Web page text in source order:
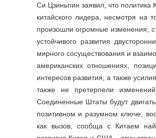
Си Цзиньпин заявил, что
китайского лидера, несмотря на
произошли огромные изменения,
устойчивого развития
мирного сосуществования и
американских отношениях,
интересов развития, а также
также не претерпели
Соединенные Штаты будут
позитивном и разумном ключе,
как вызов, сообща с Китаем